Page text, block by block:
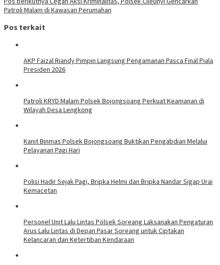
Patroli Malam di Kawasan Perumahan
Pos terkait
AKP Faizal Riandy Pimpin Langsung Pengamanan Pasca Final Piala
Presiden 2026
Patroli KRYD Malam Polsek Bojongsoang Perkuat Keamanan di
Wilayah Desa Lengkong
Kanit Binmas Polsek Bojongsoang Buktikan Pengabdian Melalui
Pelayanan Pagi Hari
Polisi Hadir Sejak Pagi, Bripka Helmi dan Bripka Nandar Sigap Urai
Kemacetan
Personel Unit Lalu Lintas Polsek Soreang Laksanakan Pengaturan
Arus Lalu Lintas di Depan Pasar Soreang untuk Ciptakan
Kelancaran dan Ketertiban Kendaraan